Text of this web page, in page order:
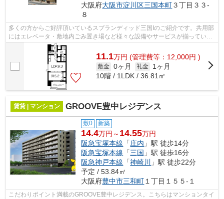
大阪府大阪市淀川区三国本町３丁目３３-
８
多くの方からご好評頂いているスプランディッド三国Iのご紹介です。共用部
にはエレベータ・敷地内ごみ置き場など様々な設備やサービスが揃っている
ので便利です。駅まで徒歩1分の立地...
11.1万円 (管理費等：12,000円 )
敷金 0ヶ月 礼金
1ヶ月
10階 / 1LDK / 36.81㎡
賃貸 | マンション GROOVE豊中レジデンス
敷0 新築
14.4万円～ 14.55万円
阪急宝塚本線 「庄内 」駅 徒歩14分
阪急宝塚本線 「三国 」駅 徒歩16分
阪急神戸本線 「神崎川
」駅 徒歩22分
予定 / 53.84㎡
大阪府豊中市三和町１丁目１５５-１
こだわりポイント満載のGROOVE豊中レジデンス。こちらはマンションタイ